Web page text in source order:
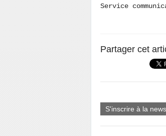
Service
Partager cet
S'inscrire à la